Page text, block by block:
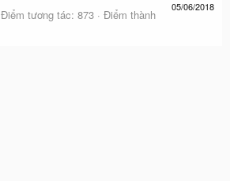
05/06/2018
Điểm tương tác 873
Điểm thành